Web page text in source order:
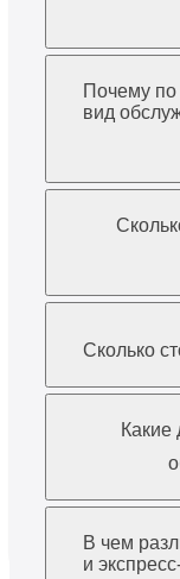
Почему по
вид
Сколько
Какие
В чем
и